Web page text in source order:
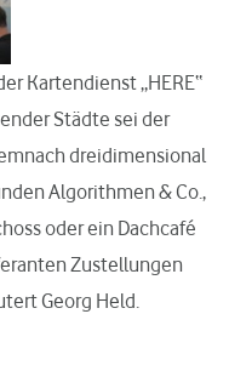
Kartendienst „HERE“
Städte sei der
dreidimensional
Algorithmen & Co.,
oder ein Dachcafé
Zustellungen
Georg Held.